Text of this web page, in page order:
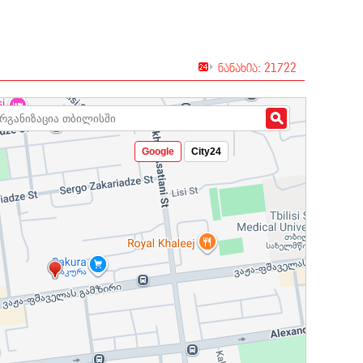
ნანახია: 21722
Google City24